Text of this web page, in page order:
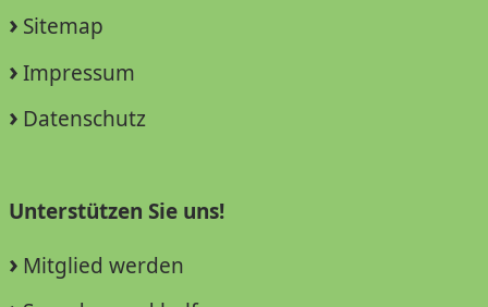
Sitemap
Impressum
Datenschutz
Unterstützen Sie uns!
Mitglied werden